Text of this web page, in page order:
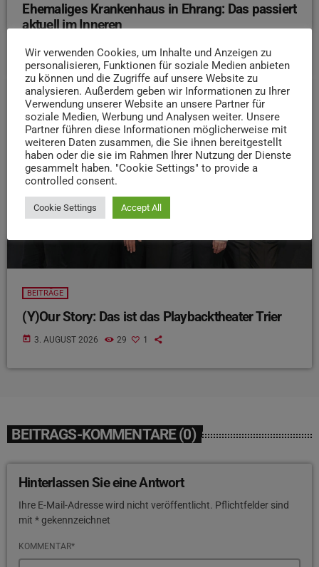
Ehemaliges Krankenhaus in Ehrang: Das passiert
aktuell im Inneren
today 5. AUGUST 2026 13 2
insert_link
BEITRÄGE
(Y)Our Story: Das ist das Playbacktheater Trier
today 3. AUGUST 2026 29 1
BEITRAGS-KOMMENTARE (0)
Hinterlassen Sie eine Antwort
Ihre E-Mail-Adresse wird nicht veröffentlicht. Pflichtfelder sind
mit * gekennzeichnet
KOMMENTAR*
Wir verwenden Cookies, um Inhalte und Anzeigen zu
personalisieren, Funktionen für soziale Medien anbieten
zu können und die Zugriffe auf unsere Website zu
analysieren. Außerdem geben wir Informationen zu Ihrer
Verwendung unserer Website an unsere Partner für
soziale Medien, Werbung und Analysen weiter. Unsere
Partner führen diese Informationen möglicherweise mit
weiteren Daten zusammen, die Sie ihnen bereitgestellt
haben oder die sie im Rahmen Ihrer Nutzung der Dienste
gesammelt haben. "Cookie Settings" to provide a
controlled consent.
Cookie Settings Accept All